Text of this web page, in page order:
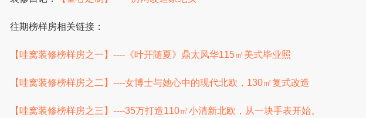
往期榜样房相关链接：
【哇窝装修榜样房之一】----《叶开随夏》鼎太风华115㎡美式毕业照
【哇窝装修榜样房之二】----女博士与她心中的现代北欧，130㎡复式改造
【哇窝装修榜样房之三】----35万打造110㎡小清新北欧，从一块手表开始。